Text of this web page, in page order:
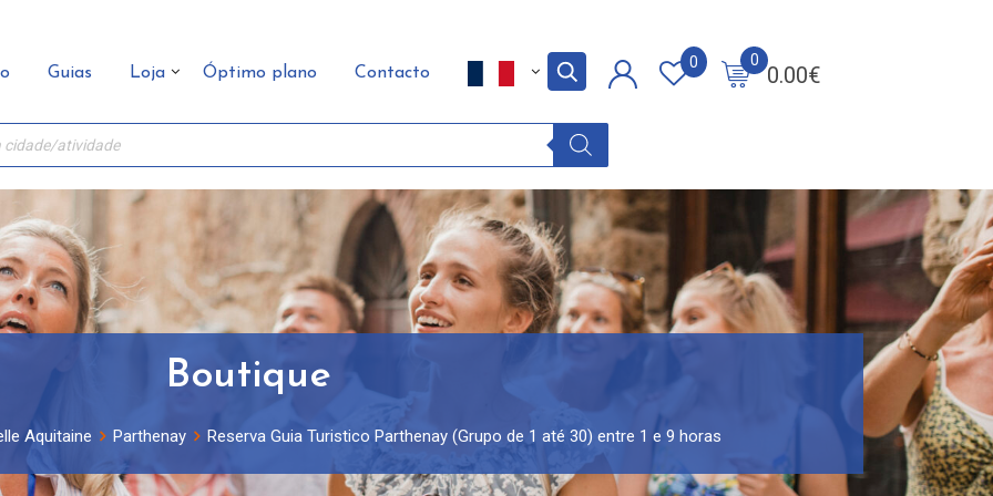
Guias Loja Óptimo plano Contacto 0.00€
0
0
Boutique
Aquitaine Parthenay Reserva Guia Turistico Parthenay (Grupo de 1 até 30) entre 1 e 9 horas